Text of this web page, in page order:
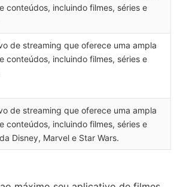
conteúdos, incluindo filmes, séries e
de streaming que oferece uma ampla
conteúdos, incluindo filmes, séries e
de streaming que oferece uma ampla
conteúdos, incluindo filmes, séries e
Disney, Marvel e Star Wars.